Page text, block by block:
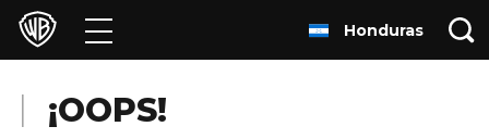
Películas Honduras
¡OOPS!